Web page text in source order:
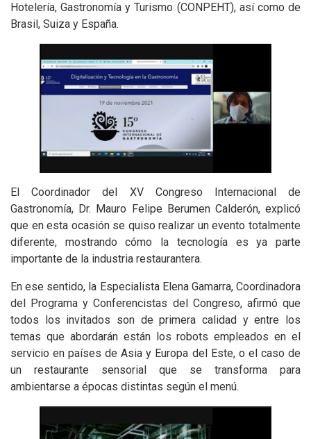
Hotelería, Gastronomía y Turismo (CONPEHT), así como de
Brasil, Suiza y España.
El Coordinador del XV Congreso Internacional de
Gastronomía, Dr. Mauro Felipe Berumen Calderón, explicó
que en esta ocasión se quiso realizar un evento totalmente
diferente, mostrando cómo la tecnología es ya parte
importante de la industria restaurantera.
En ese sentido, la Especialista Elena Gamarra, Coordinadora
del Programa y Conferencistas del Congreso, afirmó que
todos los invitados son de primera calidad y entre los
temas que abordarán están los robots empleados en el
servicio en países de Asia y Europa del Este, o el caso de
un restaurante sensorial que se transforma para
ambientarse a épocas distintas según el menú.